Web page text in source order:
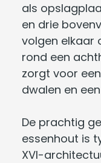
als
en drie
volgen elkaar
rond een
zorgt voor
dwalen en
De prachtig
essenhout is
XVI-